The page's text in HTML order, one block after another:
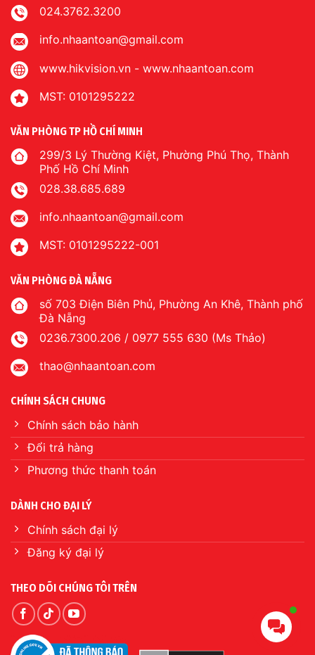
024.3762.3200
info.nhaantoan@gmail.com
www.hikvision.vn - www.nhaantoan.com
MST: 0101295222
VĂN PHÒNG TP HỒ CHÍ MINH
299/3 Lý Thường Kiệt, Phường Phú Thọ, Thành
Phố Hồ Chí Minh
028.38.685.689
info.nhaantoan@gmail.com
MST: 0101295222-001
VĂN PHÒNG ĐÀ NẴNG
số 703 Điện Biên Phủ, Phường An Khê, Thành phố
Đà Nẵng
0236.7300.206 / 0977 555 630 (Ms Thảo)
thao@nhaantoan.com
CHÍNH SÁCH CHUNG
Chính sách bảo hành
Đổi trả hàng
Phương thức thanh toán
DÀNH CHO ĐẠI LÝ
Chính sách đại lý
Đăng ký đại lý
THEO DÕI CHÚNG TÔI TRÊN